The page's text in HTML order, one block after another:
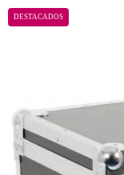
DESTACADOS